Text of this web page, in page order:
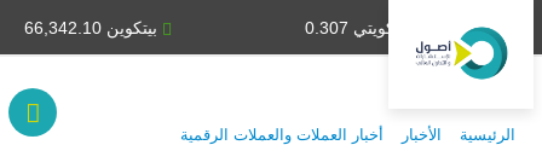
بيتكوين 66,342.10 دينار كويتي 0.307
الرئيسية الأخبار
أخبار العملات والعملات الرقمية